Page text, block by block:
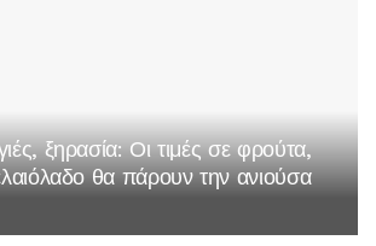
ξηρασία: Οι τιμές σε φρούτα,
θα πάρουν την ανιούσα